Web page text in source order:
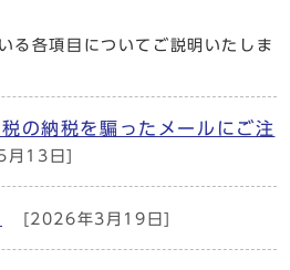
る各項目についてご説明いたしま
の納税を騙ったメールにご注
月13日]
[2026年3月19日]